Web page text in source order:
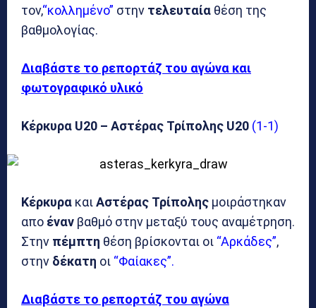
τον,“κολλημένο” στην τελευταία θέση της
βαθμολογίας.
Διαβάστε το ρεπορτάζ του αγώνα και
φωτογραφικό υλικό
Κέρκυρα U20 – Αστέρας Τρίπολης U20 (1-1)
Κέρκυρα καιΑστέρας Τρίπολης μοιράστηκαν
απο έναν βαθμό στην μεταξύ τους αναμέτρηση.
Στην πέμπτη θέση βρίσκονται οι “Αρκάδες”,
στην δέκατη οι “Φαίακες”.
Διαβάστε το ρεπορτάζ του αγώνα